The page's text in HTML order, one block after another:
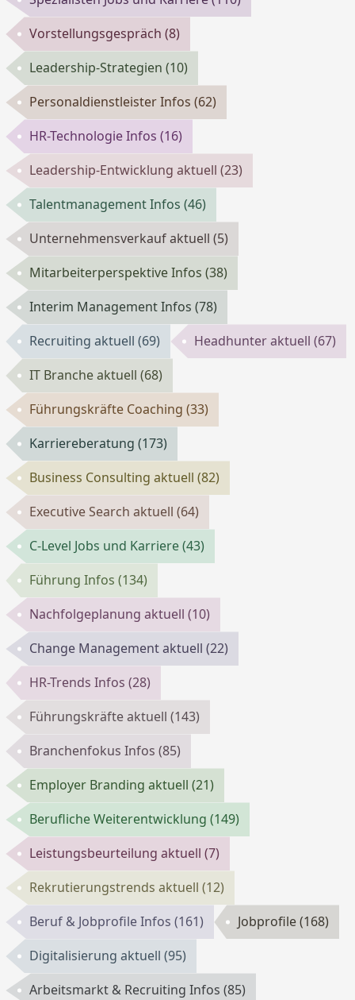
Vorstellungsgespräch(8)
Leadership-Strategien(10)
Personaldienstleister Infos(62)
HR-Technologie Infos(16)
Leadership-Entwicklung aktuell(23)
Talentmanagement Infos(46)
Unternehmensverkauf aktuell(5)
Mitarbeiterperspektive Infos(38)
Interim Management Infos(78)
Recruiting aktuell(69) Headhunter aktuell(67)
IT Branche aktuell(68)
Führungskräfte Coaching(33)
Karriereberatung(173)
Business Consulting aktuell(82)
Executive Search aktuell(64)
C-Level Jobs und Karriere(43)
Führung Infos(134)
Nachfolgeplanung aktuell(10)
Change Management aktuell(22)
HR-Trends Infos(28)
Führungskräfte aktuell(143)
Branchenfokus Infos(85)
Employer Branding aktuell(21)
Berufliche Weiterentwicklung(149)
Leistungsbeurteilung aktuell(7)
Rekrutierungstrends aktuell(12)
Beruf & Jobprofile Infos(161) Jobprofile(168)
Digitalisierung aktuell(95)
Arbeitsmarkt & Recruiting Infos(85)